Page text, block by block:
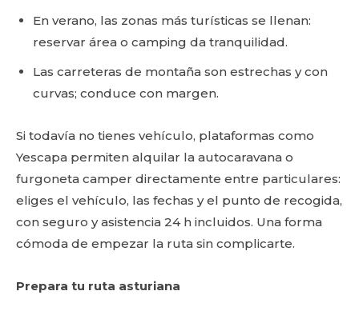
En verano, las zonas más turísticas se llenan:
reservar área o camping da tranquilidad.
Las carreteras de montaña son estrechas y con
curvas; conduce con margen.
Si todavía no tienes vehículo, plataformas como
Yescapa permiten alquilar la autocaravana o
furgoneta camper directamente entre particulares:
eliges el vehículo, las fechas y el punto de recogida,
con seguro y asistencia 24 h incluidos. Una forma
cómoda de empezar la ruta sin complicarte.
Prepara tu ruta asturiana